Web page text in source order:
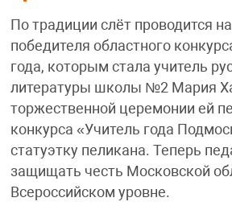
По традиции слёт проводится
победителя областного
года, которым стала учитель
литературы школы №2 Мария
торжественной церемонии ей
конкурса «Учитель года
статуэтку пеликана. Теперь
защищать честь Московской
Всероссийском уровне.